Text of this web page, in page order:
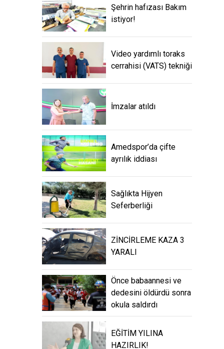
Şehrin hafızası Bakım
istiyor!
Video yardımlı toraks
cerrahisi (VATS) tekniği
İmzalar atıldı
Amedspor’da çifte
ayrılık iddiası
Sağlıkta Hijyen
Seferberliği
ZİNCİRLEME KAZA 3
YARALI
Önce babaannesi ve
dedesini öldürdü sonra
okula saldırdı
EĞİTİM YILINA
HAZIRLIK!